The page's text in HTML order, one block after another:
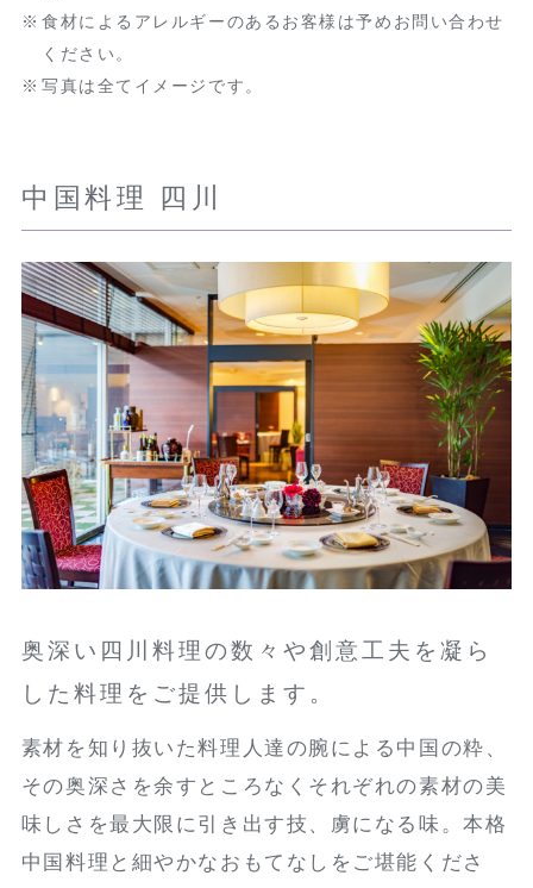
食材によるアレルギーのあるお客様は予めお問い合わせ
ください。
写真は全てイメージです。
中国料理 四川
奥深い四川料理の数々や創意工夫を凝ら
した料理をご提供します。
素材を知り抜いた料理人達の腕による中国の粋、
その奥深さを余すところなくそれぞれの素材の美
味しさを最大限に引き出す技、虜になる味。本格
中国料理と細やかなおもてなしをご堪能くださ